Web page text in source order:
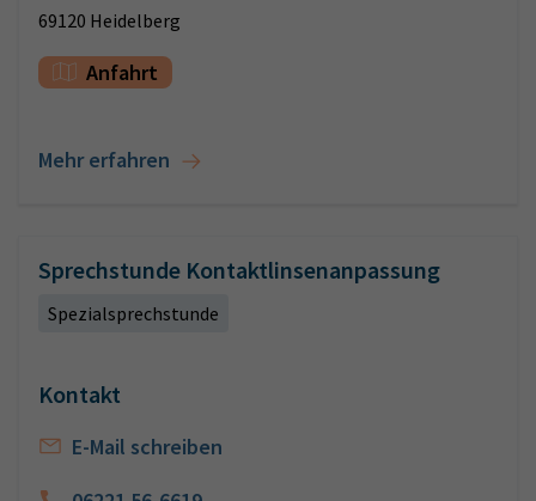
69120 Heidelberg
Anfahrt
Mehr erfahren
Sprechstunde Kontaktlinsenanpassung
Spezialsprechstunde
Kontakt
E-Mail schreiben